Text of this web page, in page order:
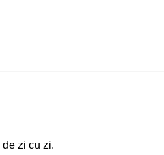
zi cu zi.